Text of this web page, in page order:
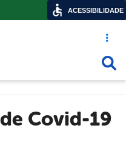
Acesso
Covid-19
ACESSIBILIDADE